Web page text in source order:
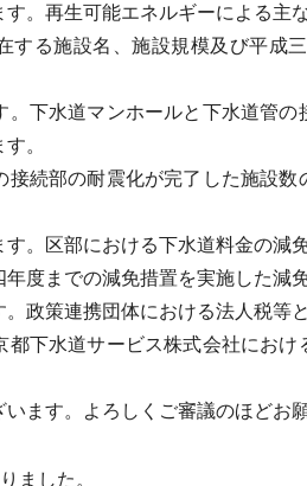
。再生可能エネルギーによる主
る施設名、施設規模及び平成
下水道マンホールと下水道管
。
続部の耐震化が完了した施設
。区部における下水道料金の減
度までの減免措置を実施した減
政策連携団体における法人税等
下水道サービス株式会社におけ
ます。よろしくご審議のほどお
ました。